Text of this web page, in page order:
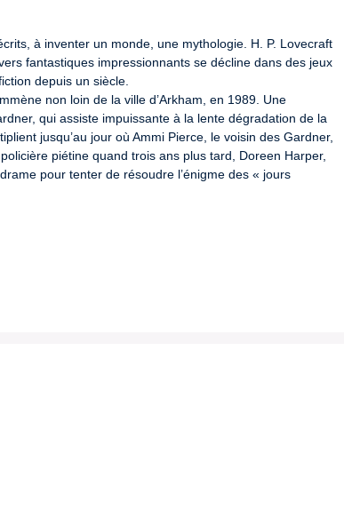
à inventer un monde, une mythologie. H. P. Lovecraft
fantastiques impressionnants se décline dans des jeux
depuis un siècle.
non loin de la ville d’Arkham, en 1989. Une
qui assiste impuissante à la lente dégradation de la
jusqu’au jour où Ammi Pierce, le voisin des Gardner,
piétine quand trois ans plus tard, Doreen Harper,
pour tenter de résoudre l’énigme des « jours